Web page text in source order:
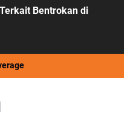
Bentrokan di